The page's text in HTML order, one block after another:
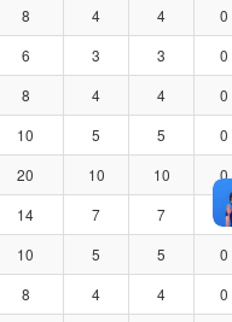
8 4 4 0
6 3 3 0
8 4 4 0
10 5 5 0
20 10 10 0
14 7 7 0
10 5 5 0
8 4 4 0